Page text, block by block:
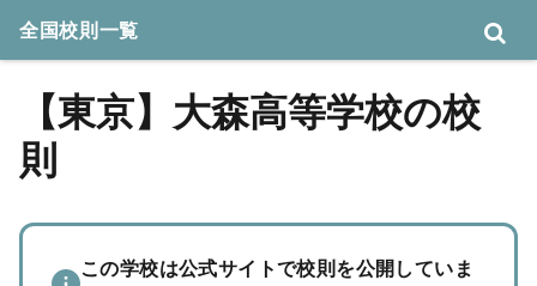
【東京】大森高等学校の校
則
この学校は公式サイトで校則を公開していま
全国校則一覧